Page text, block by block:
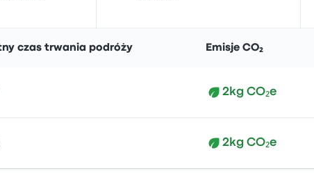
czas trwania podróży Emisje CO₂
2kg CO₂e
2kg CO₂e